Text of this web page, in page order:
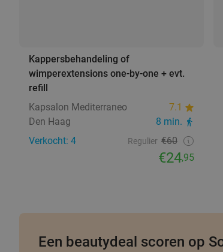
Kappersbehandeling of
wimperextensions one-by-one + evt.
refill
Kapsalon Mediterraneo
7.1
Den Haag
8 min.
Verkocht: 4
Regulier €60
€24,95
Een beautydeal scoren op